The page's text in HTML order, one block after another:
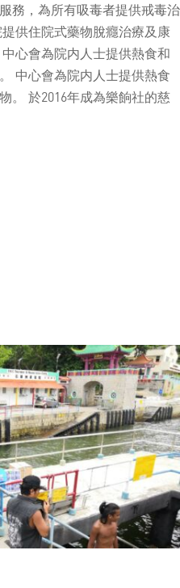
務，為所有吸毒者提供戒毒治
供住院式藥物脫癮治療及康
心會為院内人士提供熱食和
中心會為院内人士提供熱食
。 於2016年成為樂餉社的慈